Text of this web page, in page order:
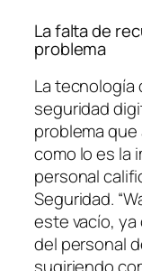
La falta de
problema
La tecnología
seguridad
problema
como lo es la
personal
Seguridad.
este vacío,
del personal
sugiriendo